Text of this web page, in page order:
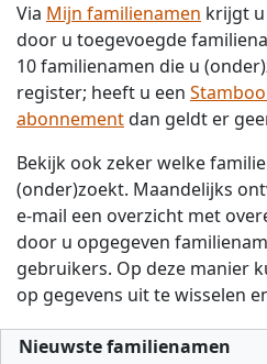
Via Mijn familienamen krijgt
door u toegevoegde
10 familienamen die u
register; heeft u een
abonnementdan geldt er
Bekijk ook zeker welke
(onder)zoekt. Maandelijks
e-mail een overzicht met
door u opgegeven
gebruikers. Op deze manier
op gegevens uit te wisselen
Nieuwste familienamen